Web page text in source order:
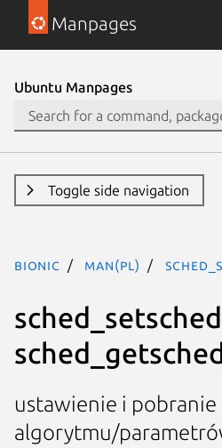
Manpages
Ubuntu Manpages
Toggle side navigation
bionic man(pl)
ustawienie i pobranie
algorytmu/